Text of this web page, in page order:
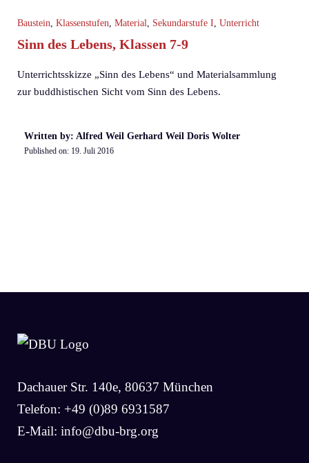
Baustein, Klassenstufen, Material, Sekundarstufe I, Unterricht
Sinn des Lebens, Klassen 7-9
Unterrichtsskizze „Sinn des Lebens“ und Materialsammlung
zur buddhistischen Sicht vom Sinn des Lebens.
Written by: Alfred Weil Gerhard Weil Doris Wolter
Published on: 19. Juli 2016
Dachauer Str. 140e, 80637 München
Telefon: +49 (0)89 6931587
E-Mail: info@dbu-brg.org